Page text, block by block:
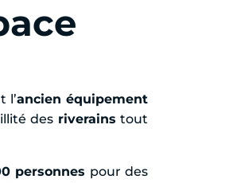
l’ancien équipement
des riverains tout
personnes pour des